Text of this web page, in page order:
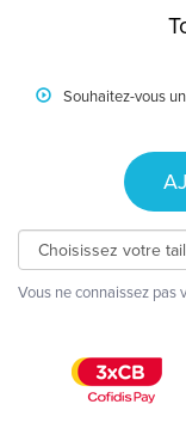
Souhaitez-vous
Vous ne connaissez pas